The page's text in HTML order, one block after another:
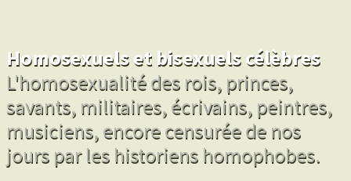
Homosexuels et bisexuels célèbres
L'homosexualité des rois, princes,
savants, militaires, écrivains, peintres,
musiciens, encore censurée de nos
jours par les historiens homophobes.